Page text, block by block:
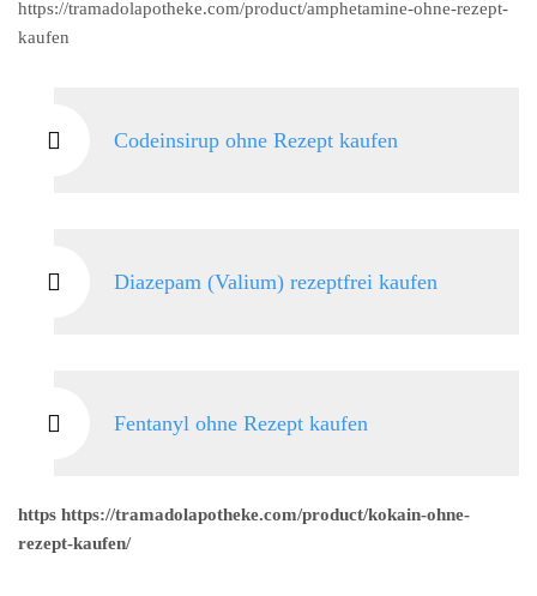
https://tramadolapotheke.com/product/amphetamine-ohne-rezept-
kaufen
Codeinsirup ohne Rezept kaufen
Diazepam (Valium) rezeptfrei kaufen
Fentanyl ohne Rezept kaufen
https https://tramadolapotheke.com/product/kokain-ohne-
rezept-kaufen/